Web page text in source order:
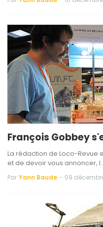
François Gobbey
La rédaction de Loco-Revue
et de devoir vous annoncer,
Par Yann Baude - 09